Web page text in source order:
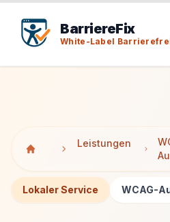
BarriereFix
White-Label
Leistungen
Lokaler Service WCAG-